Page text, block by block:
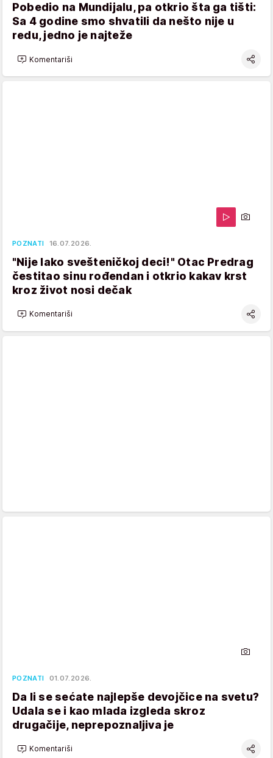
Pobedio na Mundijalu, pa otkrio šta ga tišti:
Sa 4 godine smo shvatili da nešto nije u
redu, jedno je najteže
Komentariši
POZNATI 16.07.2026.
"Nije lako svešteničkoj deci!" Otac Predrag
čestitao sinu rođendan i otkrio kakav krst
kroz život nosi dečak
Komentariši
POZNATI 01.07.2026.
Da li se sećate najlepše devojčice na svetu?
Udala se i kao mlada izgleda skroz
drugačije, neprepoznaljiva je
Komentariši